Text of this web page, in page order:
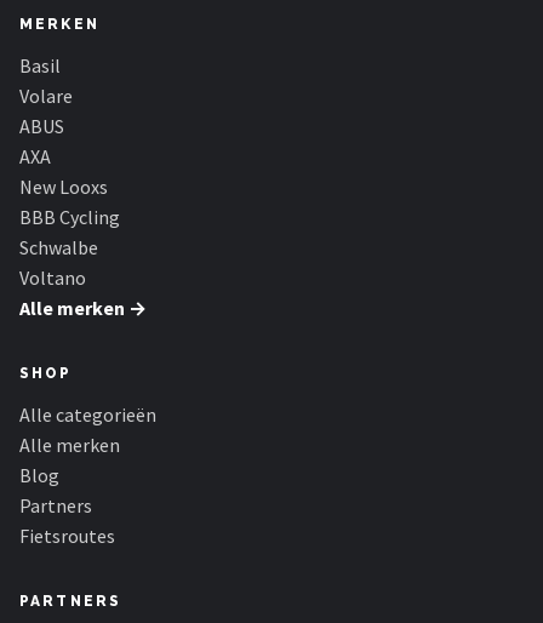
MERKEN
Basil
Volare
ABUS
AXA
New Looxs
BBB Cycling
Schwalbe
Voltano
Alle merken →
SHOP
Alle categorieën
Alle merken
Blog
Partners
Fietsroutes
PARTNERS